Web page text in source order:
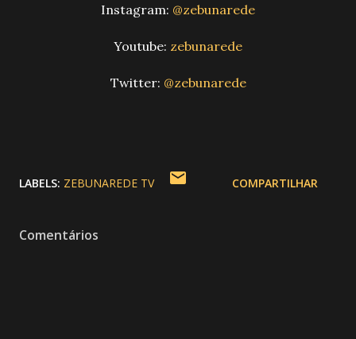
Instagram: @zebunarede
Youtube: zebunarede
Twitter: @zebunarede
LABELS: ZEBUNAREDE TV COMPARTILHAR
Comentários